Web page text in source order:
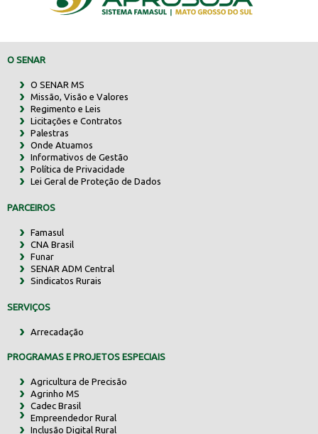
O SENAR
O SENAR MS
Missão, Visão e Valores
Regimento e Leis
Licitações e Contratos
Palestras
Onde Atuamos
Informativos de Gestão
Política de Privacidade
Lei Geral de Proteção de Dados
PARCEIROS
Famasul
CNA Brasil
Funar
SENAR ADM Central
Sindicatos Rurais
SERVIÇOS
Arrecadação
PROGRAMAS E PROJETOS ESPECIAIS
Agricultura de Precisão
Agrinho MS
Cadec Brasil
Empreendedor Rural
Inclusão Digital Rural